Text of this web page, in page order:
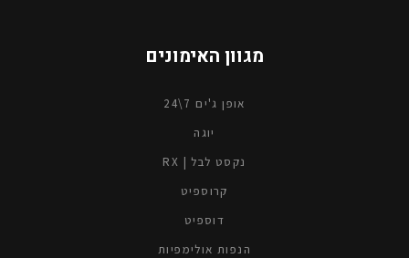
מגוון האימונים
אופן ג'ים 7\24
יוגה
נקסט לבל | RX
קרוספיט
דוספיט
הנפות אולימפיות